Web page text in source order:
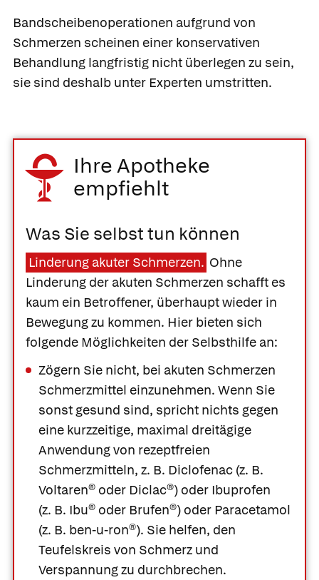
Bandscheibenoperationen aufgrund von
Schmerzen scheinen einer konservativen
Behandlung langfristig nicht überlegen zu sein,
sie sind deshalb unter Experten umstritten.
Ihre Apotheke
empfiehlt
Was Sie selbst tun können
Linderung akuter Schmerzen. Ohne
Linderung der akuten Schmerzen schafft es
kaum ein Betroffener, überhaupt wieder in
Bewegung zu kommen. Hier bieten sich
folgende Möglichkeiten der Selbsthilfe an:
Zögern Sie nicht, bei akuten Schmerzen
Schmerzmittel einzunehmen. Wenn Sie
sonst gesund sind, spricht nichts gegen
eine kurzzeitige, maximal dreitägige
Anwendung von rezeptfreien
Schmerzmitteln, z. B. Diclofenac (z. B.
Voltaren® oder Diclac®) oder Ibuprofen
(z. B. Ibu® oder Brufen®) oder Paracetamol
(z. B. ben-u-ron®). Sie helfen, den
Teufelskreis von Schmerz und
Verspannung zu durchbrechen.